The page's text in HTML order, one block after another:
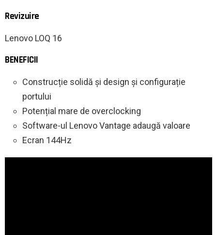
Revizuire
Lenovo LOQ 16
BENEFICII
Construcție solidă și design și configurație
portului
Potențial mare de overclocking
Software-ul Lenovo Vantage adaugă valoare
Ecran 144Hz